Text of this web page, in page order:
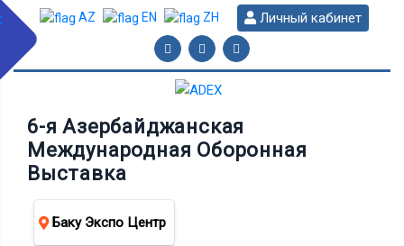
AZ EN ZH Личный кабинет
6-я Азербайджанская
Международная Оборонная
Выставка
Баку Экспо Центр